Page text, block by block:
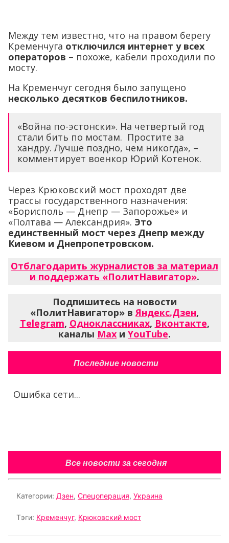
Между тем известно, что на правом берегу
Кременчуга отключился интернет у всех
операторов – похоже, кабели проходили по
мосту.
На Кременчуг сегодня было запущено
несколько десятков беспилотников.
«Война по-эстонски». На четвертый год
стали бить по мостам. Простите за
хандру. Лучше поздно, чем никогда», –
комментирует военкор Юрий Котенок.
Через Крюковский мост проходят две
трассы государственного назначения:
«Борисполь — Днепр — Запорожье» и
«Полтава — Александрия». Это
единственный мост через Днепр между
Киевом и Днепропетровском.
Отблагодарить журналистов за материал
и поддержать «ПолитНавигатор».
Подпишитесь на новости
«ПолитНавигатор» вЯндекс.Дзен,
Telegram, Одноклассниках, Вконтакте,
каналы Max и YouTube.
Последние новости
Ошибка сети...
Все новости за сегодня
Категории: Дзен, Спецоперация, Украина
Тэги: Кременчуг, Крюковский мост